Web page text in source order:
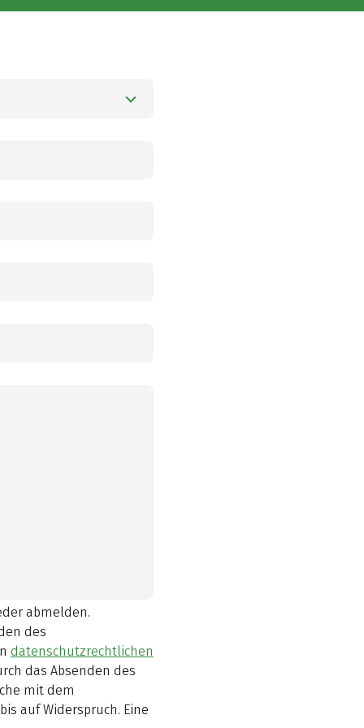
abmelden.
des
datenschutzrechtlichen
das Absenden des
mit dem
auf Widerspruch. Eine